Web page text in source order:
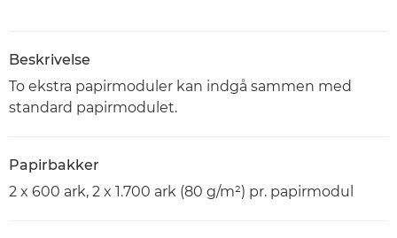
Beskrivelse
To ekstra papirmoduler kan indgå sammen med
standard papirmodulet.
Papirbakker
2 x 600 ark, 2 x 1.700 ark (80 g/m²) pr. papirmodul